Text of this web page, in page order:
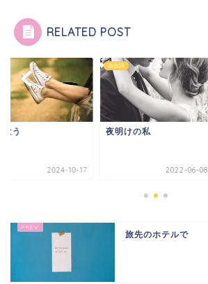
RELATED POST
歌う
2024-10-17
自由詩
夜明けの私
2022-06-08
旅先のホテルで